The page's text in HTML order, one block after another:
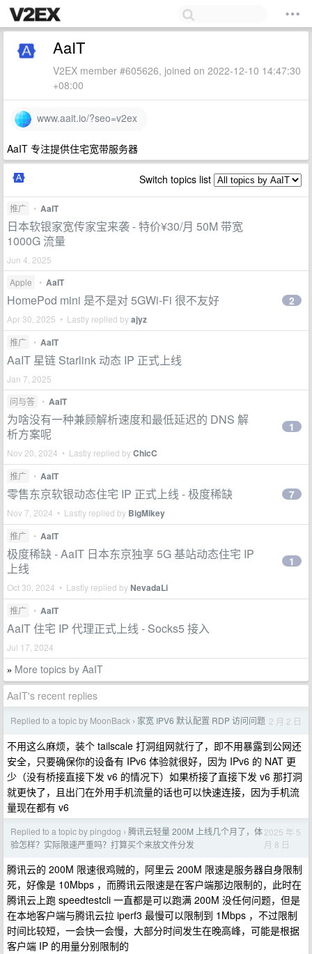
AaIT
V2EX member #605626, joined on 2022-12-10 14:47:30
+08:00
www.aait.io/?seo=v2ex
AaIT 专注提供住宅宽带服务器
Switch topics list
推广 • AaIT
日本软银家宽传家宝来袭 - 特价¥30/月 50M 带宽
1000G 流量
Jun 4, 2025
Apple
• AaIT
HomePod mini 是不是对 5GWi-Fi 很不友好
Apr 30, 2025 • Lastly replied byajyz
2
推广 • AaIT
AaIT 星链 Starlink 动态 IP 正式上线
Jan 7, 2025
问与答
• AaIT
为啥没有一种兼顾解析速度和最低延迟的 DNS 解
析方案呢
Nov 20, 2024 • Lastly replied byChicC
1
推广 • AaIT
零售东京软银动态住宅 IP 正式上线 - 极度稀缺
Nov 7, 2024 • Lastly replied by BigMikey
7
推广 • AaIT
极度稀缺 - AaIT 日本东京独享 5G 基站动态住宅 IP
上线
Oct 30, 2024 • Lastly replied byNevadaLi
1
推广 • AaIT
AaIT 住宅 IP 代理正式上线 - Socks5 接入
Jul 17, 2024
» More topics by AaIT
AaIT's recent replies
Replied to a topic by MoonBack › 家宽 IPV6 默认配置 RDP 访问问题 2 月 2 日
不用这么麻烦，装个 tailscale 打洞组网就行了，即不用暴露到公网还
安全，只要确保你的设备有 IPv6 体验就很好，因为 IPv6 的 NAT 更
少（没有桥接直接下发 v6 的情况下）如果桥接了直接下发 v6 那打洞
就更快了，且出门在外用手机流量的话也可以快速连接，因为手机流
量现在都有 v6
Replied to a topic by pingdog › 腾讯云轻量 200M 上线几个月了，体
验怎样？实际限速严重吗？打算买个来放文件分发
2025 年 5
月 8 日
腾讯云的 200M 限速很鸡贼的，阿里云 200M 限速是服务器自身限制
死，好像是 10Mbps ，而腾讯云限速是在客户端那边限制的，此时在
腾讯云上跑 speedtestcli 一直都是可以跑满 200M 没任何问题，但是
在本地客户端与腾讯云拉 iperf3 最慢可以限制到 1Mbps ，不过限制
时间比较短，一会快一会慢，大部分时间发生在晚高峰，可能是根据
客户端 IP 的用量分别限制的